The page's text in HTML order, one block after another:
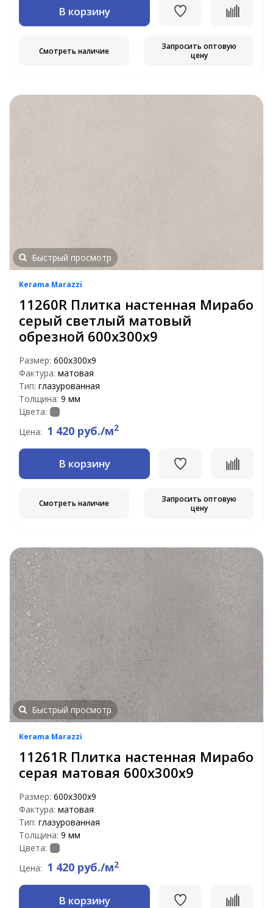
В корзину
Смотреть наличие
Запросить оптовую
цену
Быстрый просмотр
Kerama Marazzi
11260R Плитка настенная Мирабо
серый светлый матовый
обрезной 600х300х9
Размер: 600х300х9
Фактура: матовая
Тип: глазурованная
Толщина: 9 мм
Цвета:
Цена: 1 420 руб./м2
В корзину
Смотреть наличие
Запросить оптовую
цену
Быстрый просмотр
Kerama Marazzi
11261R Плитка настенная Мирабо
серая матовая 600х300х9
Размер: 600х300х9
Фактура: матовая
Тип: глазурованная
Толщина: 9 мм
Цвета:
Цена: 1 420 руб./м2
В корзину